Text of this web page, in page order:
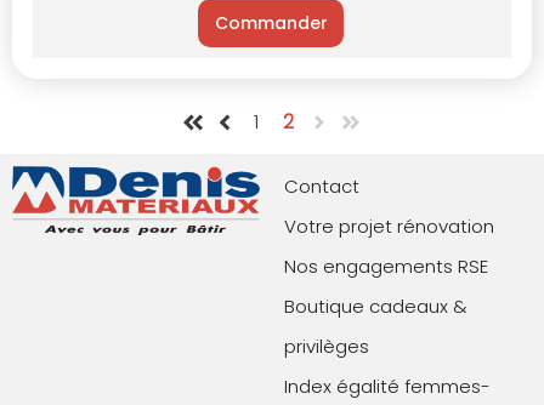
Commander
1 2
Contact
Votre projet rénovation
Nos engagements RSE
Boutique cadeaux &
privilèges
Index égalité femmes-